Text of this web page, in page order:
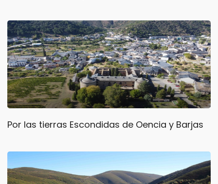
Por las tierras Escondidas de Oencia y Barjas